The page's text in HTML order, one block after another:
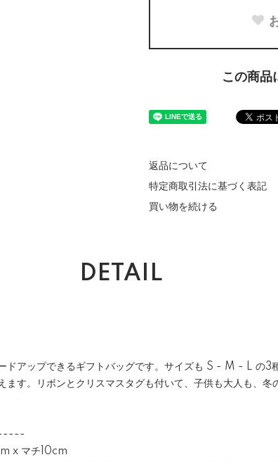
この商品
返品について
特定商取引法に基づく表記
買い物を続ける
DETAIL
ドアップできるギフトバッグです。サイズも S - M - L の3
ます。リボンとクリスマスタグも付いて、子供も大人も、冬
x マチ10cm